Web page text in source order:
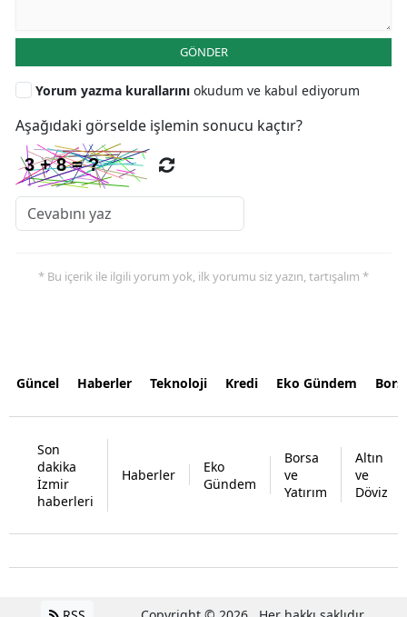
GÖNDER
Yorum yazma kurallarını okudum ve kabul ediyorum
Aşağıdaki görselde işlemin sonucu kaçtır?
* Bu içerik ile ilgili yorum yok, ilk yorumu siz yazın, tartışalım *
Güncel Haberler Teknoloji Kredi Eko Gündem
Son
dakika
İzmir
haberleri
Haberler
Eko
Gündem
Borsa
ve
Yatırım
Altın
ve
Döviz